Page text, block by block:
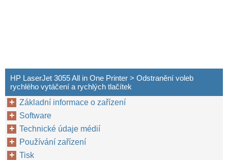
HP LaserJet 3055 All in One Printer > Odstranění voleb
rychlého vytáčení a rychlých tlačítek
Základní informace o zařízení
Software
Technické údaje médií
Používání zařízení
Tisk